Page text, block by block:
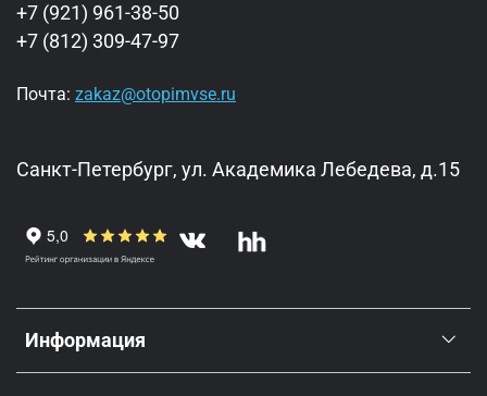
Информация
+7 (921) 961-38-50
+7 (812) 309-47-97
Почта: zakaz@otopimvse.ru
Санкт-Петербург, ул. Академика Лебедева, д.15